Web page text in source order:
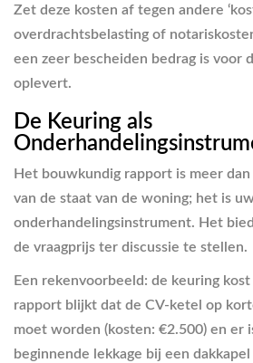
Zet deze kosten af tegen andere
overdrachtsbelasting of
een zeer bescheiden bedrag is voor
oplevert.
De Keuring als
Het bouwkundig rapport is meer
van de staat van de woning; het is
onderhandelingsinstrument. Het
de vraagprijs ter discussie te stellen.
Een rekenvoorbeeld: de keuring
rapport blijkt dat de CV-ketel op
moet worden (kosten: €2.500) en er
beginnende lekkage bij een